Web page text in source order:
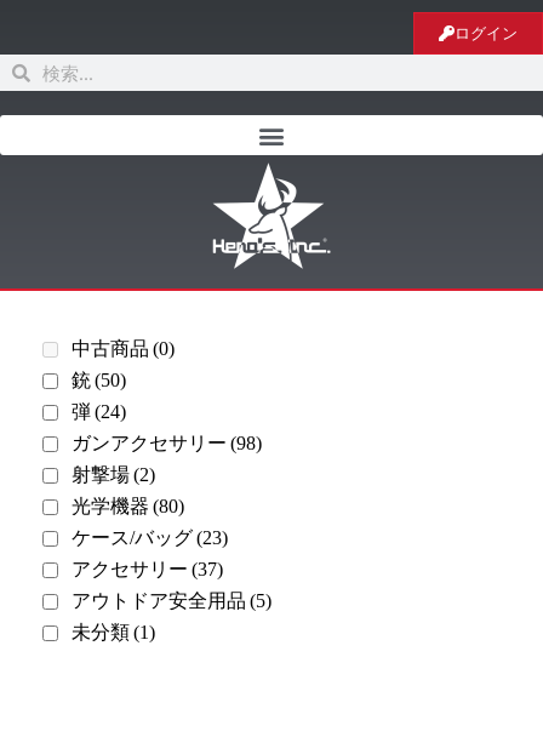
ログイン
中古商品 (0)
銃(50)
弾(24)
ガンアクセサリー (98)
射撃場(2)
光学機器 (80)
ケース/バッグ(23)
アクセサリー (37)
アウトドア安全用品 (5)
未分類(1)